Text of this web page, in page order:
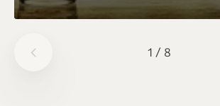
1 / 8